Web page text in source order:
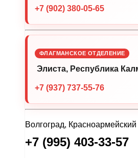
+7 (902) 380-05-65
ФЛАГМАНСКОЕ ОТДЕЛЕНИЕ
Элиста, Республика
+7 (937) 737-55-76
Волгоград,
+7 (995) 403-33-57